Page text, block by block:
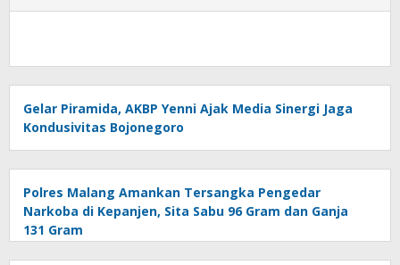
Gelar Piramida, AKBP Yenni Ajak Media Sinergi Jaga
Kondusivitas Bojonegoro
Polres Malang Amankan Tersangka Pengedar
Narkoba di Kepanjen, Sita Sabu 96 Gram dan Ganja
131 Gram